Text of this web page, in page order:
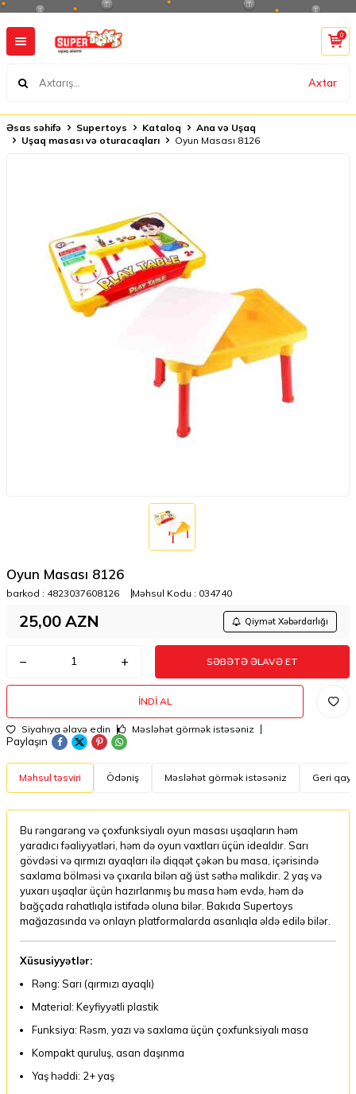
Axtar
0
Əsas səhifə Supertoys Kataloq
Ana və Uşaq
Uşaq masası və oturacaqları
Oyun Masası 8126
Oyun Masası 8126
barkod : 4823037608126 Məhsul Kodu : 034740
25,00 AZN Qiymət Xəbərdarlığı
SƏBƏTƏ ƏLAVƏ ET
İNDI AL
Siyahıya əlavə edin Məsləhət görmək istəsəniz
Paylaşın
Məhsul təsviri Ödəniş Məsləhət görmək istəsəniz Geri
Bu rəngarəng və çoxfunksiyalı oyun masası uşaqların həm
yaradıcı fəaliyyətləri, həm də oyun vaxtları üçün idealdır. Sarı
gövdəsi və qırmızı ayaqları ilə diqqət çəkən bu masa, içərisində
saxlama bölməsi və çıxarıla bilən ağ üst səthə malikdir. 2 yaş və
yuxarı uşaqlar üçün hazırlanmış bu masa həm evdə, həm də
bağçada rahatlıqla istifadə oluna bilər. Bakıda Supertoys
mağazasında və onlayn platformalarda asanlıqla əldə edilə bilər.
Xüsusiyyətlər:
Rəng: Sarı (qırmızı ayaqlı)
Material: Keyfiyyətli plastik
Funksiya: Rəsm, yazı və saxlama üçün çoxfunksiyalı masa
Kompakt quruluş, asan daşınma
Yaş həddi: 2+ yaş